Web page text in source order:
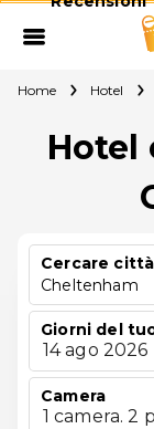
Home Hotel
Hotel
Cercare
Cheltenham
Giorni del
14 ago 2026
Camera
1 camera. 2